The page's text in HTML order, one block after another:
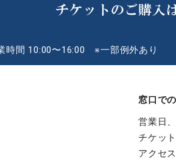
チケットのご購入
時間 10:00〜16:00 ※一部例外あり
窓口で
営業日
チケッ
アクセ